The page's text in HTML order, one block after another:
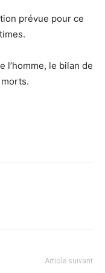
prévue pour ce
l’homme, le bilan de
Article suivant